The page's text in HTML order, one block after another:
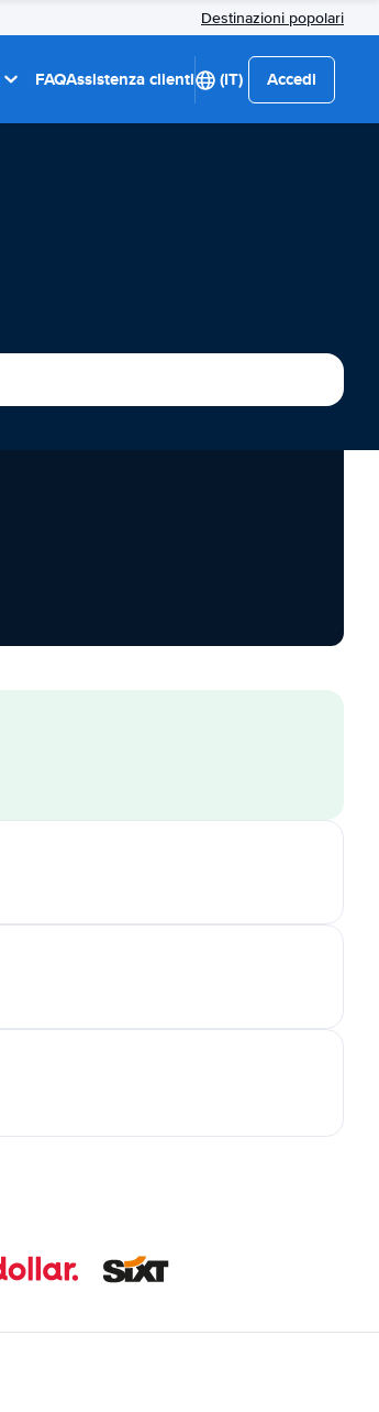
Destinazioni popolari
FAQAssistenza clienti (IT) Accedi